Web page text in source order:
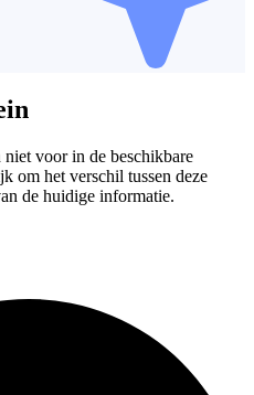
voor in de beschikbare
om het verschil tussen deze
de huidige informatie.